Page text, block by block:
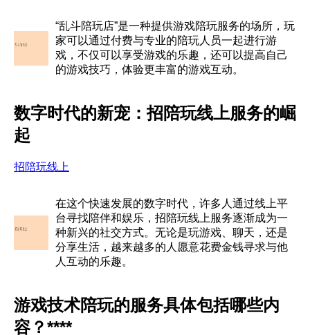
“乱斗陪玩店”是一种提供游戏陪玩服务的场所，玩
家可以通过付费与专业的陪玩人员一起进行游
戏，不仅可以享受游戏的乐趣，还可以提高自己
的游戏技巧，体验更丰富的游戏互动。
数字时代的新宠：招陪玩线上服务的崛
起
招陪玩线上
在这个快速发展的数字时代，许多人通过线上平
台寻找陪伴和娱乐，招陪玩线上服务逐渐成为一
种新兴的社交方式。无论是玩游戏、聊天，还是
分享生活，越来越多的人愿意花费金钱寻求与他
人互动的乐趣。
游戏技术陪玩的服务具体包括哪些内
容？****